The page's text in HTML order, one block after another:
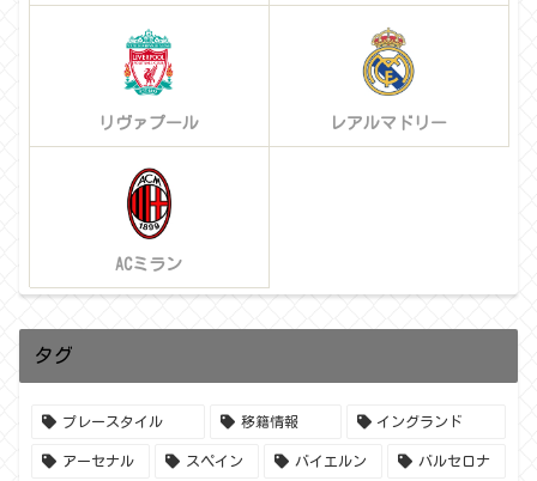
リヴァプール レアルマドリー
ACミラン
タグ
プレースタイル 移籍情報 イングランド
アーセナル スペイン バイエルン バルセロナ